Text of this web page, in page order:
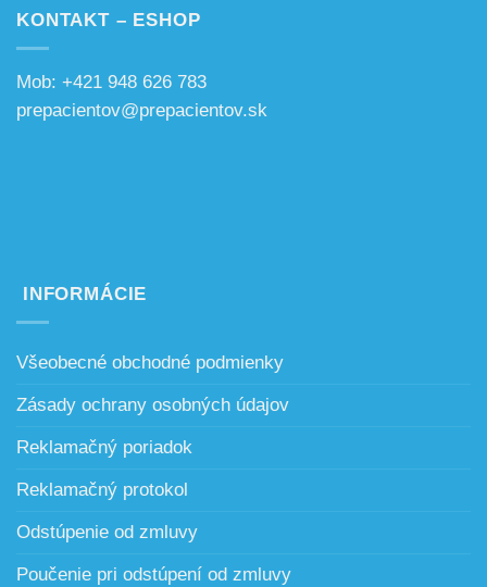
KONTAKT – ESHOP
Mob: +421 948 626 783
prepacientov@prepacientov.sk
INFORMÁCIE
Všeobecné obchodné podmienky
Zásady ochrany osobných údajov
Reklamačný poriadok
Reklamačný protokol
Odstúpenie od zmluvy
Poučenie pri odstúpení od zmluvy